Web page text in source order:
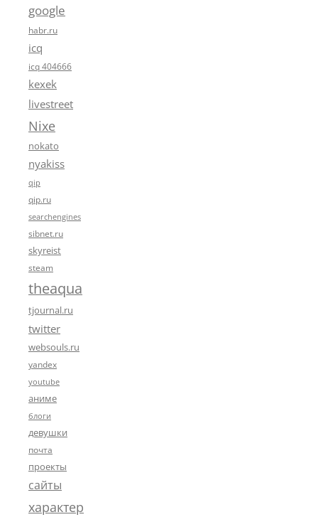
google
habr.ru
icq
icq 404666
kexek
livestreet
Nixe
nokato
nyakiss
qip
qip.ru
searchengines
sibnet.ru
skyreist
steam
theaqua
tjournal.ru
twitter
websouls.ru
yandex
youtube
аниме
блоги
девушки
почта
проекты
сайты
характер